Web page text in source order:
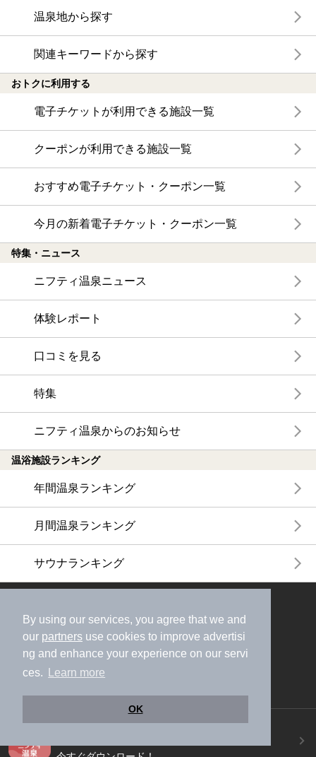
By using our services, you agree that we and
our partners use cookies to improve advertisi
ng and enhance your experience on our servi
ces.
Learn more
OK
温泉地から探す
関連キーワードから探す
おトクに利用する
電子チケットが利用できる施設一覧
クーポンが利用できる施設一覧
おすすめ電子チケット・クーポン一覧
今月の新着電子チケット・クーポン一覧
特集・ニュース
ニフティ温泉ニュース
体験レポート
口コミを見る
特集
ニフティ温泉からのお知らせ
温浴施設ランキング
年間温泉ランキング
月間温泉ランキング
サウナランキング
おトク情報やクーポン情報を受け取ろう
ニフティ温泉アプリ